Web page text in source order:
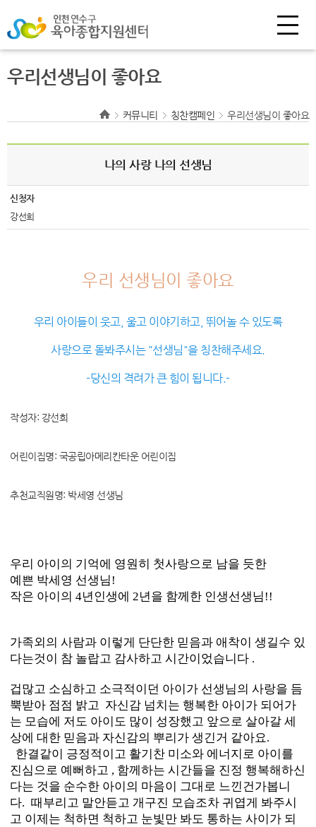
우리선생님이 좋아요
커뮤니티 칭찬캠페인 우리선생님이 좋아요
나의 사랑 나의 선생님
신청자
강선희
우리 선생님이 좋아요
우리 아이들이 웃고, 울고 이야기하고, 뛰어놀 수 있도록
사랑으로 돌봐주시는 "선생님"을 칭찬해주세요.
-당신의 격려가 큰 힘이 됩니다.-
작성자: 강선희
어린이집명: 국공립아메리칸타운 어린이집
추천교직원명: 박세영 선생님
우리 아이의 기억에 영원히 첫사랑으로 남을 듯한
예쁜 박세영 선생님!
작은 아이의 4년인생에 2년을 함께한 인생선생님!!
가족외의 사람과 이렇게 단단한 믿음과 애착이 생길수 있
다는것이 참 놀랍고 감사하고 시간이었습니다 .
겁많고 소심하고 소극적이던 아이가 선생님의 사랑을 듬
뿍받아 점점 밝고 자신감 넘치는 행복한 아이가 되어가
는 모습에 저도 아이도 많이 성장했고 앞으로 살아갈 세
상에 대한 믿음과 자신감의 뿌리가 생긴거 같아요.
한결같이 긍정적이고 활기찬 미소와 에너지로 아이를
진심으로 예뻐하고 , 함께하는 시간들을 진정 행복해하신
다는 것을 순수한 아이의 마음이 그대로 느낀건가봅니
다. 때부리고 말안듣고 개구진 모습조차 귀엽게 봐주시
고 이제는 척하면 척하고 눈빛만 봐도 통하는 사이가 되